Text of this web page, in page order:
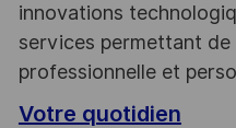
innovations
services permettant
professionnelle et
Votre quotidien